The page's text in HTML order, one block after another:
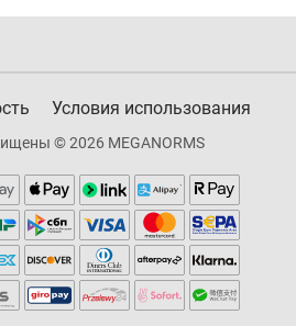
Условия использования
© 2026 MEGANORMS